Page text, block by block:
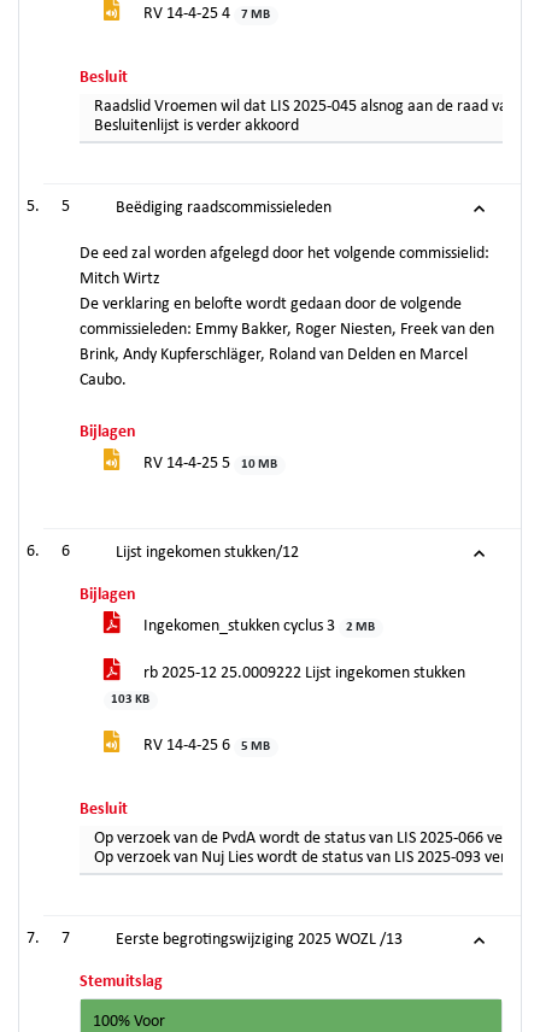
RV 14-4-25 4 7 MB
Besluit
Raadslid Vroemen wil dat LIS 2025-045 alsnog aan de raad van
Besluitenlijst is verder akkoord
5 Beëdiging raadscommissieleden
De eed zal worden afgelegd door het volgende commissielid:
Mitch Wirtz
De verklaring en belofte wordt gedaan door de volgende
commissieleden: Emmy Bakker, Roger Niesten, Freek van den
Brink, Andy Kupferschläger, Roland van Delden en Marcel
Caubo.
Bijlagen
RV 14-4-25 5
10 MB
6 Lijst ingekomen stukken/12
Bijlagen
Ingekomen_stukken cyclus 3
2 MB
rb 2025-12 25.0009222 Lijst ingekomen stukken
103 KB
RV 14-4-25 6 5 MB
Besluit
Op verzoek van de PvdA wordt de status van LIS 2025-066
Op verzoek van Nuj Lies wordt de status van LIS 2025-093
7 Eerste begrotingswijziging 2025 WOZL /13
Stemuitslag
100% Voor